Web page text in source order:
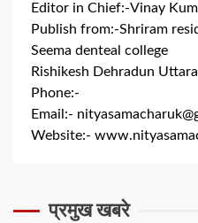
Editor in Chief:-Vinay
Publish from:-Shriram
Seema denteal college
Rishikesh Dehradun
Phone:-
Email:-
Website:-
प्रमुख खबरे